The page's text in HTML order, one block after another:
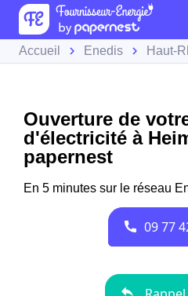
Accueil Enedis Haut-